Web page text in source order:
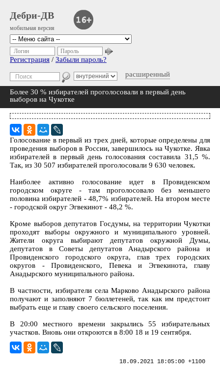
Дебри-ДВ
мобильная версия
расширенный
Логин Пароль
Регистрация / Забыли пароль?
Более 30 % избирателей проголосовали в первый день
выборов на Чукотке
Голосование в первый из трех дней, которые определены для
проведения выборов в России, завершилось на Чукотке. Явка
избирателей в первый день голосования составила 31,5 %.
Так, из 30 507 избирателей проголосовали 9 630 человек.
Наиболее активно голосование идет в Провиденском
городском округе - там проголосовало без меньшего
половина избирателей - 48,7% избирателей. На втором месте
- городской округ Эгвекинот - 48,2 %.
Кроме выборов депутатов Госдумы, на территории Чукотки
проходят выборы окружного и муниципального уровней.
Жители округа выбирают депутатов окружной Думы,
депутатов в Советы депутатов Анадырского района и
Провиденского городского округа, глав трех городских
округов - Провиденского, Певека и Эгвекинота, главу
Анадырского муниципального района.
В частности, избиратели села Марково Анадырского района
получают и заполняют 7 бюллетеней, так как им предстоит
выбрать еще и главу своего сельского поселения.
В 20:00 местного времени закрылись 55 избирательных
участков. Вновь они откроются в 8:00 18 и 19 сентября.
18.09.2021 18:05:00 +1100